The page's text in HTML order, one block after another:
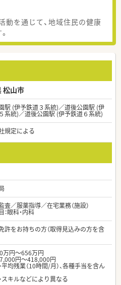
動を通じて、地域住民の健康
松山市
駅 (伊予鉄道３系統)／道後公園駅 (伊
系統)／道後公園駅 (伊予鉄道６系統)
規定による
査／服薬指導／在宅業務（施設）
：眼科・内科
許をお持ちの方（取得見込みの方を含
万円～656万円
円～418,000円
均残業（10時間/月）、各種手当を含ん
スキルなどにより異なる